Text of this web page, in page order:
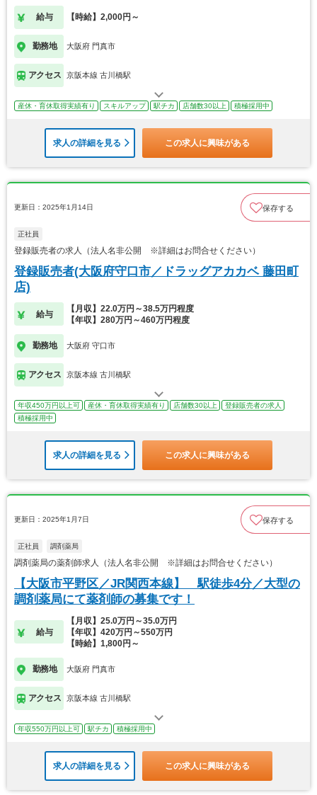
給与 【時給】2,000円～
勤務地 大阪府 門真市
アクセス 京阪本線 古川橋駅
産休・育休取得実績有り スキルアップ 駅チカ 店舗数30以上 積極採用中
求人の詳細を見る この求人に興味がある
更新日：2025年1月14日 保存する
正社員
登録販売者の求人（法人名非公開 ※詳細はお問合せください）
登録販売者(大阪府守口市／ドラッグアカカベ 藤田町
店)
給与
【月収】22.0万円～38.5万円程度
【年収】280万円～460万円程度
勤務地 大阪府 守口市
アクセス 京阪本線 古川橋駅
年収450万円以上可 産休・育休取得実績有り 店舗数30以上
登録販売者の求人
積極採用中
求人の詳細を見る この求人に興味がある
更新日：2025年1月7日 保存する
正社員 調剤薬局
調剤薬局の薬剤師求人（法人名非公開 ※詳細はお問合せください）
【大阪市平野区／JR関西本線】 駅徒歩4分／大型の
調剤薬局にて薬剤師の募集です！
給与
【月収】25.0万円～35.0万円
【年収】420万円～550万円
【時給】1,800円～
勤務地 大阪府 門真市
アクセス 京阪本線 古川橋駅
年収550万円以上可 駅チカ 積極採用中
求人の詳細を見る この求人に興味がある